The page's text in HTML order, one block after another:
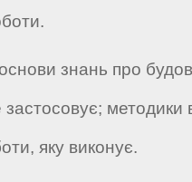
основи знань про
застосовує;
яку виконує.